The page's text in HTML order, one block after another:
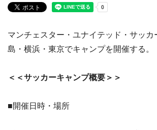
マンチェスター・ユナイテッド・サッカ
島・横浜・東京でキャンプを開催する。
＜＜サッカーキャンプ概要＞＞
■開催日時・場所